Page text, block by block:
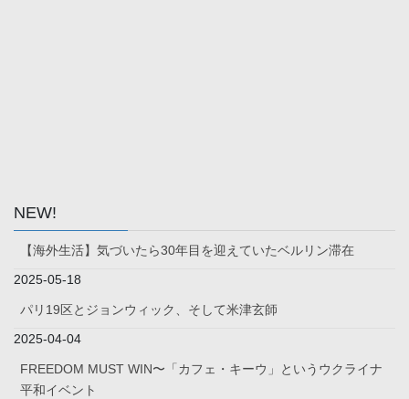
NEW!
【海外生活】気づいたら30年目を迎えていたベルリン滞在
2025-05-18
パリ19区とジョンウィック、そして米津玄師
2025-04-04
FREEDOM MUST WIN〜「カフェ・キーウ」というウクライナ
平和イベント